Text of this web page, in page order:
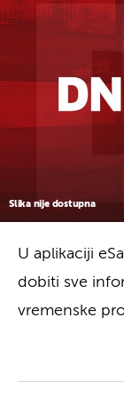
Slika nije dostupna
U aplikaciji
dobiti sve
vremenske